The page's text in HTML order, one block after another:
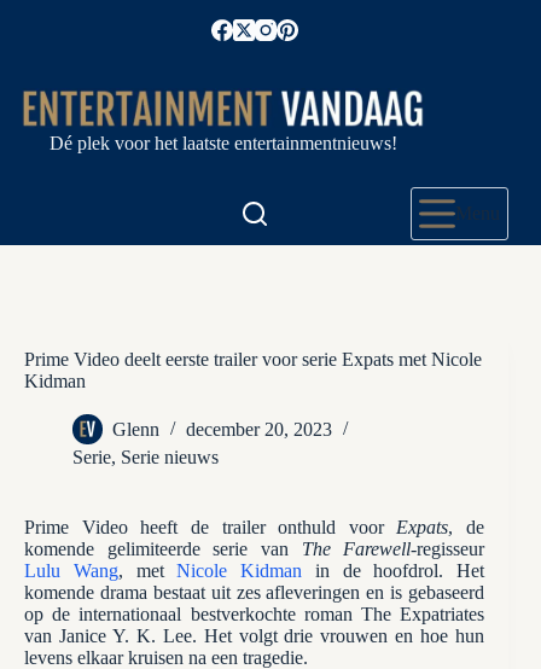
Dé plek voor het laatste entertainmentnieuws!
Menu
Prime Video deelt eerste trailer voor serie Expats met Nicole
Kidman
Glenn
december 20, 2023
Serie, Serie nieuws
Prime Video heeft de trailer onthuld voor Expats, de
komende gelimiteerde serie van The Farewell-regisseur
Lulu Wang, metNicole Kidman in de hoofdrol. Het
komende drama bestaat uit zes afleveringen en is gebaseerd
op de internationaal bestverkochte roman The Expatriates
van Janice Y. K. Lee. Het volgt drie vrouwen en hoe hun
levens elkaar kruisen na een tragedie.